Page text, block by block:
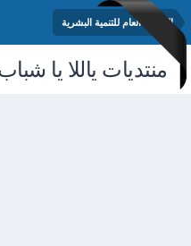
المنتدى العام للتنمية البشرية
منتديات ياللا يا شباب